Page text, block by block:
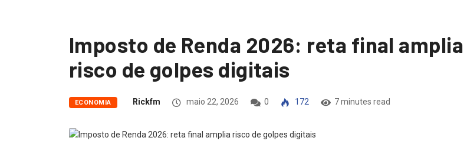
Imposto de Renda 2026: reta final amplia
risco de golpes digitais
ECONOMIA Rickfm maio 22, 2026 0 172 7 minutes read